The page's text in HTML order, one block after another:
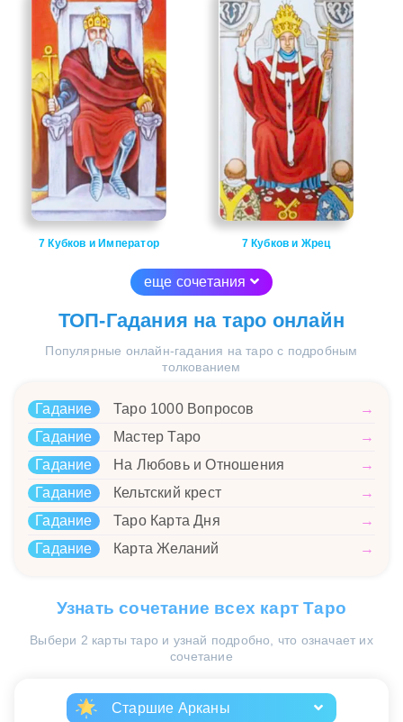
7 Кубков и Император 7 Кубков и Жрец
еще сочетания
ТОП-Гадания на таро онлайн
Популярные онлайн-гадания на таро с подробным
толкованием
Гадание Таро 1000 Вопросов
→
Гадание
Мастер Таро
→
Гадание
На Любовь и Отношения
→
Гадание
Кельтский крест
→
Гадание
Таро Карта Дня
→
Гадание
Карта Желаний →
Узнать сочетание всех карт Таро
Выбери 2 карты таро и узнай подробно, что означает их
сочетание
Старшие Арканы